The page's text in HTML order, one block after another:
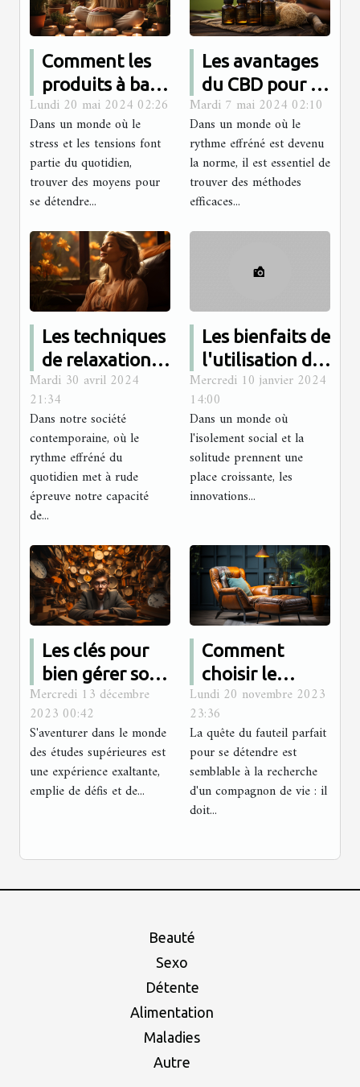
Comment les
produits à base
de plantes
peuvent
améliorer votre
routine de
relaxation
Lundi 20 mai 2024 02:26
Dans un monde où le
stress et les tensions font
partie du quotidien,
trouver des moyens pour
se détendre...
Les avantages
du CBD pour la
gestion du
stress et
l'amélioration
de la relaxation
quotidienne
Mardi 7 mai 2024 02:10
Dans un monde où le
rythme effréné est devenu
la norme, il est essentiel de
trouver des méthodes
efficaces...
Les techniques
de relaxation
pour améliorer
la qualité du
sommeil
Mardi 30 avril 2024
21:34
Dans notre société
contemporaine, où le
rythme effréné du
quotidien met à rude
épreuve notre capacité
de...
Les bienfaits de
l'utilisation des
poupées
sexuelles pour
les personnes
souffrant de
solitude
Mercredi 10 janvier 2024
14:00
Dans un monde où
l'isolement social et la
solitude prennent une
place croissante, les
innovations...
Les clés pour
bien gérer son
temps et son
stress lors de la
première
année d'études
supérieures
Mercredi 13 décembre
2023 00:42
S'aventurer dans le monde
des études supérieures est
une expérience exaltante,
emplie de défis et de...
Comment
choisir le
fauteuil idéal
pour vos
moments de
détente
Lundi 20 novembre 2023
23:36
La quête du fauteil parfait
pour se détendre est
semblable à la recherche
d'un compagnon de vie : il
doit...
Beauté
Sexo
Détente
Alimentation
Maladies
Autre